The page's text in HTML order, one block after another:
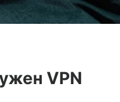
VPN